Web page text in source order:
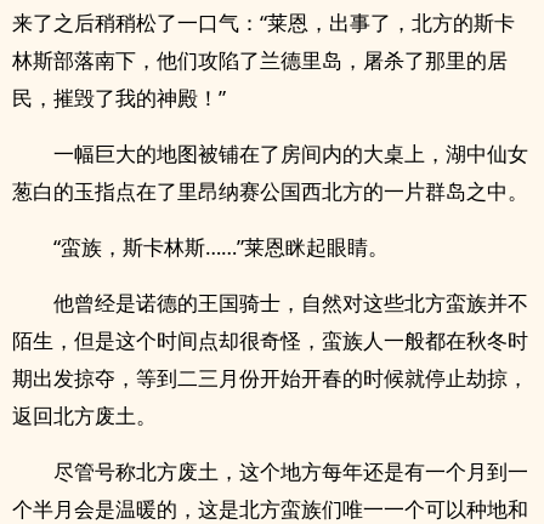
来了之后稍稍松了一口气：“莱恩，出事了，北方的斯卡
林斯部落南下，他们攻陷了兰德里岛，屠杀了那里的居
民，摧毁了我的神殿！”
一幅巨大的地图被铺在了房间内的大桌上，湖中仙女
葱白的玉指点在了里昂纳赛公国西北方的一片群岛之中。
“蛮族，斯卡林斯……”莱恩眯起眼睛。
他曾经是诺德的王国骑士，自然对这些北方蛮族并不
陌生，但是这个时间点却很奇怪，蛮族人一般都在秋冬时
期出发掠夺，等到二三月份开始开春的时候就停止劫掠，
返回北方废土。
尽管号称北方废土，这个地方每年还是有一个月到一
个半月会是温暖的，这是北方蛮族们唯一一个可以种地和